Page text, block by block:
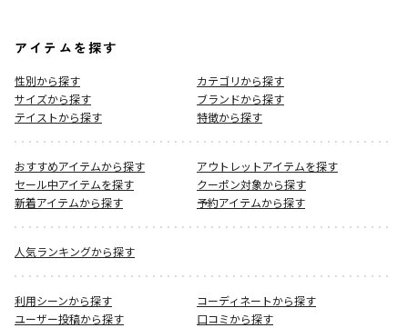
アイテムを探す
性別から探す
カテゴリから探す
サイズから探す
ブランドから探す
テイストから探す
特徴から探す
おすすめアイテムから探す
アウトレットアイテムを探す
セール中アイテムを探す
クーポン対象から探す
新着アイテムから探す
予約アイテムから探す
人気ランキングから探す
利用シーンから探す
コーディネートから探す
ユーザー投稿から探す
口コミから探す